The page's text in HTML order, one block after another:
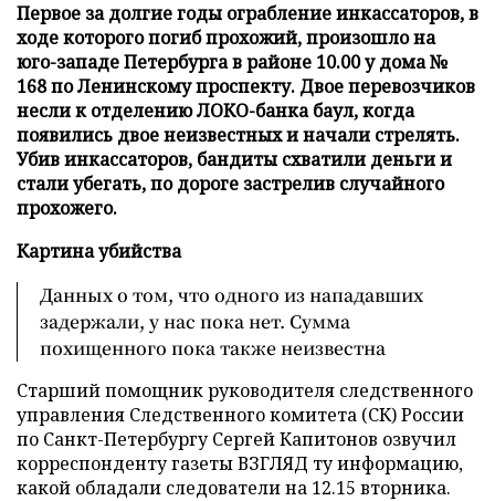
Первое за долгие годы ограбление инкассаторов, в
ходе которого погиб прохожий, произошло на
юго-западе Петербурга в районе 10.00 у дома №
168 по Ленинскому проспекту. Двое перевозчиков
несли к отделению ЛОКО-банка баул, когда
появились двое неизвестных и начали стрелять.
Убив инкассаторов, бандиты схватили деньги и
стали убегать, по дороге застрелив случайного
прохожего.
Картина убийства
Данных о том, что одного из нападавших
задержали, у нас пока нет. Сумма
похищенного пока также неизвестна
Старший помощник руководителя следственного
управления Следственного комитета (СК) России
по Санкт-Петербургу Сергей Капитонов озвучил
корреспонденту газеты ВЗГЛЯД ту информацию,
какой обладали следователи на 12.15 вторника.